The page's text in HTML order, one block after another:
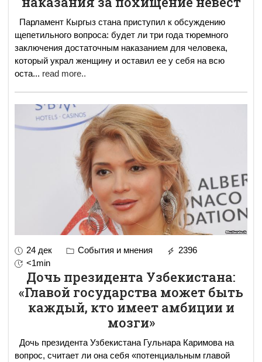
Парламент Кыргыз стана приступил к обсуждению
щепетильного вопроса: будет ли три года тюремного
заключения достаточным наказанием для человека,
который украл женщину и оставил ее у себя на всю
оста... read more..
24 дек События и мнения
2396
<1min
Дочь президента Узбекистана:
«Главой государства может быть
каждый, кто имеет амбиции и
мозги»
Дочь президента Узбекистана Гульнара Каримова на
вопрос, считает ли она себя «потенциальным главой